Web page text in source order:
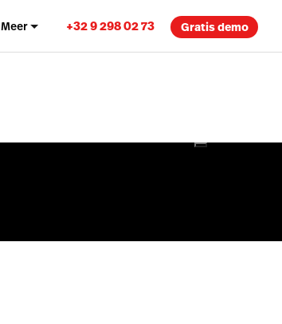
Meer +32 9 298 02 73 Gratis demo